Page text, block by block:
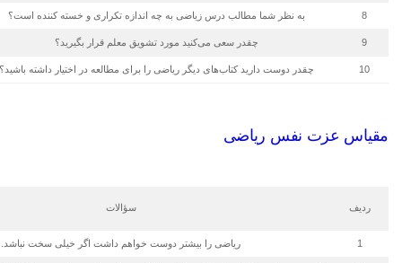
8 به نظر شما مطالب درس زیاضی به چه اندازه تکراری و خسته کننده است؟
9 چقدر سعی می‌کنید مورد تشویق معلم قرار بگیرید؟
10 چقدر دوست دارید کتاب‌های دیگر ریاضی را برای مطالعه در اختیار داشته
مقیاس عزت نفس ریاضی
ردیف سؤالات
1 ریاضی را بیشتر دوست خواهم داشت اگر خیلی سخت نباشد.